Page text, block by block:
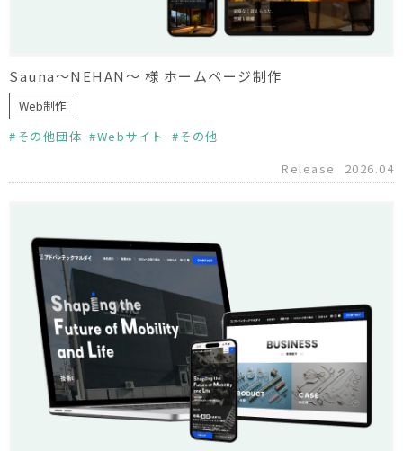
Sauna〜NEHAN〜 様 ホームページ制作
Web制作
その他団体
Webサイト
その他
Release
2026.04